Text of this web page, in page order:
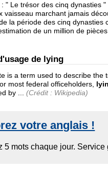
: " Le trésor des cinq dynasties
vaisseau marchant jamais
la période des cinq dynasties
de un million de pièces
de lying
is a term used to describe the
most federal officeholders,
by ... (Crédit : Wikipedia)